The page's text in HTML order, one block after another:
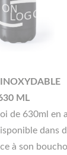
ML
de 630ml en
dans
à son